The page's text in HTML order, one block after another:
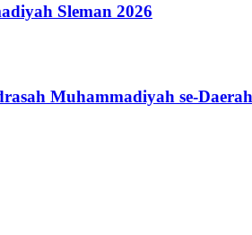
Sleman 2026
Muhammadiyah se-